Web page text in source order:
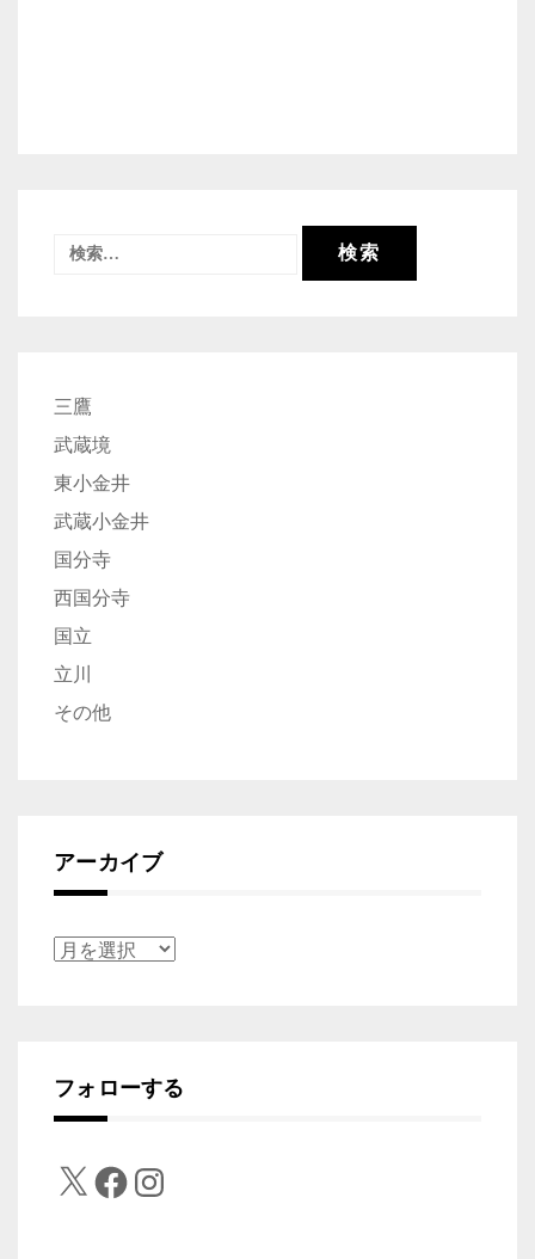
検
三鷹
武蔵境
東小金井
武蔵小金井
国分寺
西国分寺
国立
立川
その他
アーカイブ
ア
ブ
フォローする
X FacebookInstagram